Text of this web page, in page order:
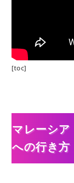
[toc]
マレーシ
への行き方